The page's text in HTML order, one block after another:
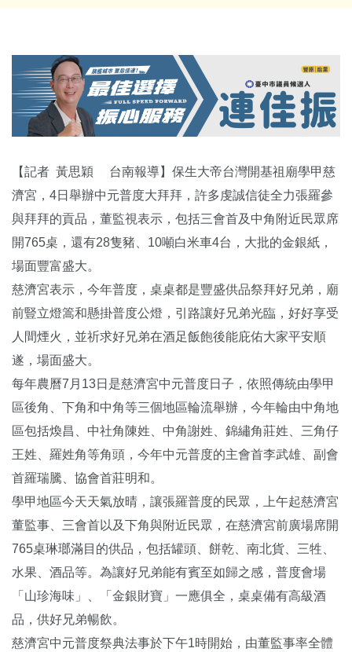
【記者 黃思穎 台南報導】保生大帝台灣開基祖廟學甲慈
濟宮，4日舉辦中元普度大拜拜，許多虔誠信徒全力張羅參
與拜拜的貢品，董監視表示，包括三會首及中角附近民眾席
開765桌，還有28隻豬、10噸白米車4台，大批的金銀紙，
場面豐富盛大。
慈濟宮表示，今年普度，桌桌都是豐盛供品祭拜好兄弟，廟
前豎立燈篙和懸掛普度公燈，引路讓好兄弟光臨，好好享受
人間煙火，並祈求好兄弟在酒足飯飽後能庇佑大家平安順
遂，場面盛大。
每年農曆7月13日是慈濟宮中元普度日子，依照傳統由學甲
區後角、下角和中角等三個地區輪流舉辦，今年輪由中角地
區包括煥昌、中社角陳姓、中角謝姓、錦繡角莊姓、三角仔
王姓、羅姓角等角頭，今年中元普度的主會首李武雄、副會
首羅瑞騰、協會首莊明和。
學甲地區今天天氣放晴，讓張羅普度的民眾，上午起慈濟宮
董監事、三會首以及下角與附近民眾，在慈濟宮前廣場席開
765桌琳瑯滿目的供品，包括罐頭、餅乾、南北貨、三牲、
水果、酒品等。為讓好兄弟能有賓至如歸之感，普度會場
「山珍海味」、「金銀財寶」一應俱全，桌桌備有高級酒
品，供好兄弟暢飲。
慈濟宮中元普度祭典法事於下午1時開始，由董監事率全體